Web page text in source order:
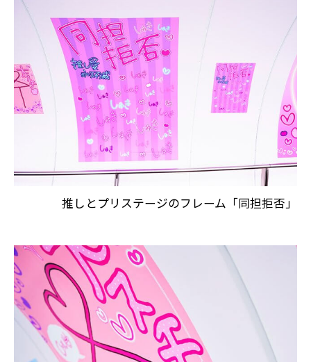
推しとプリステージのフレーム「同担拒否」